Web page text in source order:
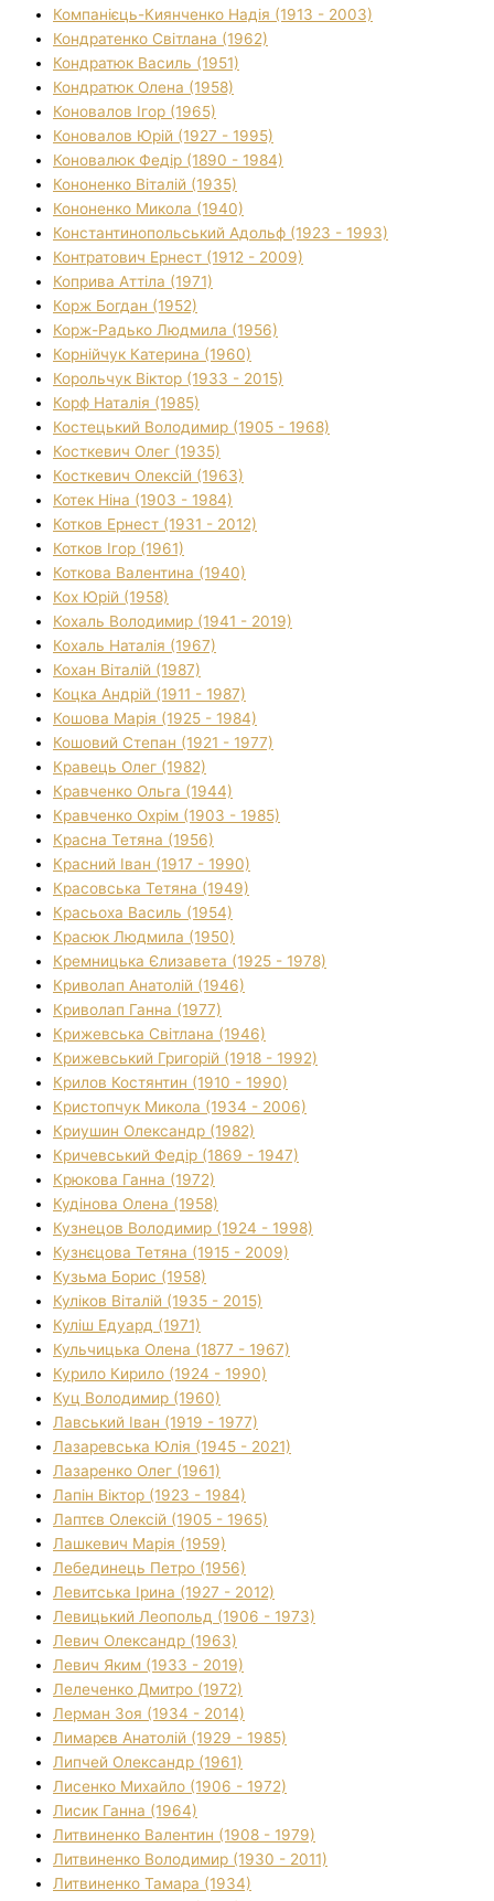
Компанієць-Киянченко Надія (1913 - 2003)
Кондратенко Світлана (1962)
Кондратюк Василь (1951)
Кондратюк Олена (1958)
Коновалов Ігор (1965)
Коновалов Юрій (1927 - 1995)
Коновалюк Федір (1890 - 1984)
Кононенко Віталій (1935)
Кононенко Микола (1940)
Константинопольський Адольф (1923 - 1993)
Контратович Ернест (1912 - 2009)
Коприва Аттіла (1971)
Корж Богдан (1952)
Корж-Радько Людмила (1956)
Корнійчук Катерина (1960)
Корольчук Віктор (1933 - 2015)
Корф Наталія (1985)
Костецький Володимир (1905 - 1968)
Косткевич Олег (1935)
Косткевич Олексій (1963)
Котек Ніна (1903 - 1984)
Котков Ернест (1931 - 2012)
Котков Ігор (1961)
Коткова Валентина (1940)
Кох Юрій (1958)
Кохаль Володимир (1941 - 2019)
Кохаль Наталія (1967)
Кохан Віталій (1987)
Коцка Андрій (1911 - 1987)
Кошова Марія (1925 - 1984)
Кошовий Степан (1921 - 1977)
Кравець Олег (1982)
Кравченко Ольга (1944)
Кравченко Охрім (1903 - 1985)
Красна Тетяна (1956)
Красний Іван (1917 - 1990)
Красовська Тетяна (1949)
Красьоха Василь (1954)
Красюк Людмила (1950)
Кремницька Єлизавета (1925 - 1978)
Криволап Анатолій (1946)
Криволап Ганна (1977)
Крижевська Світлана (1946)
Крижевський Григорій (1918 - 1992)
Крилов Костянтин (1910 - 1990)
Кристопчук Микола (1934 - 2006)
Криушин Олександр (1982)
Кричевський Федір (1869 - 1947)
Крюкова Ганна (1972)
Кудінова Олена (1958)
Кузнецов Володимир (1924 - 1998)
Кузнєцова Тетяна (1915 - 2009)
Кузьма Борис (1958)
Куліков Віталій (1935 - 2015)
Куліш Едуард (1971)
Кульчицька Олена (1877 - 1967)
Курило Кирило (1924 - 1990)
Куц Володимир (1960)
Лавський Іван (1919 - 1977)
Лазаревська Юлія (1945 - 2021)
Лазаренко Олег (1961)
Лапін Віктор (1923 - 1984)
Лаптєв Олексій (1905 - 1965)
Лашкевич Марія (1959)
Лебединець Петро (1956)
Левитська Ірина (1927 - 2012)
Левицький Леопольд (1906 - 1973)
Левич Олександр (1963)
Левич Яким (1933 - 2019)
Лелеченко Дмитро (1972)
Лерман Зоя (1934 - 2014)
Лимарєв Анатолій (1929 - 1985)
Липчей Олександр (1961)
Лисенко Михайло (1906 - 1972)
Лисик Ганна (1964)
Литвиненко Валентин (1908 - 1979)
Литвиненко Володимир (1930 - 2011)
Литвиненко Тамара (1934)